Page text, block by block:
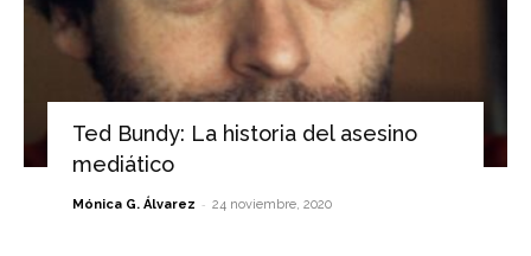
Ted Bundy: La historia del asesino
mediático
Mónica G. Álvarez - 24 noviembre, 2020